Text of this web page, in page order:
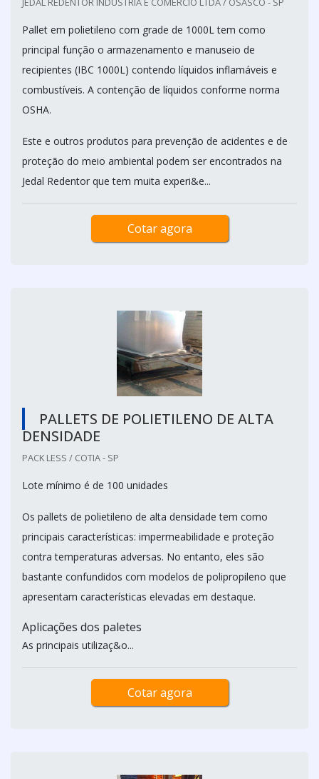
Pallet em polietileno com grade de 1000L tem como
principal função o armazenamento e manuseio de
recipientes (IBC 1000L) contendo líquidos inflamáveis e
combustíveis. A contenção de líquidos conforme norma
OSHA.
Este e outros produtos para prevenção de acidentes e de
proteção do meio ambiental podem ser encontrados na
Jedal Redentor que tem muita experi&e...
Cotar agora
PALLETS DE POLIETILENO DE ALTA
DENSIDADE
PACK LESS / COTIA - SP
Lote mínimo é de 100 unidades
Os pallets de polietileno de alta densidade tem como
principais características: impermeabilidade e proteção
contra temperaturas adversas. No entanto, eles são
bastante confundidos com modelos de polipropileno que
apresentam características elevadas em destaque.
Aplicações dos paletes
As principais utilizaç&o...
Cotar agora